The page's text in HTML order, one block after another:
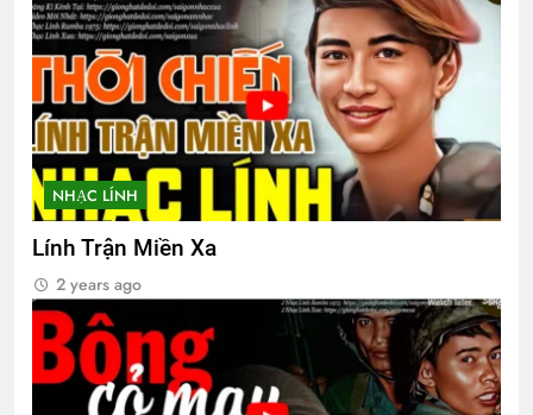
NHẠC LÍNH
Lính Trận Miền Xa
2 years ago